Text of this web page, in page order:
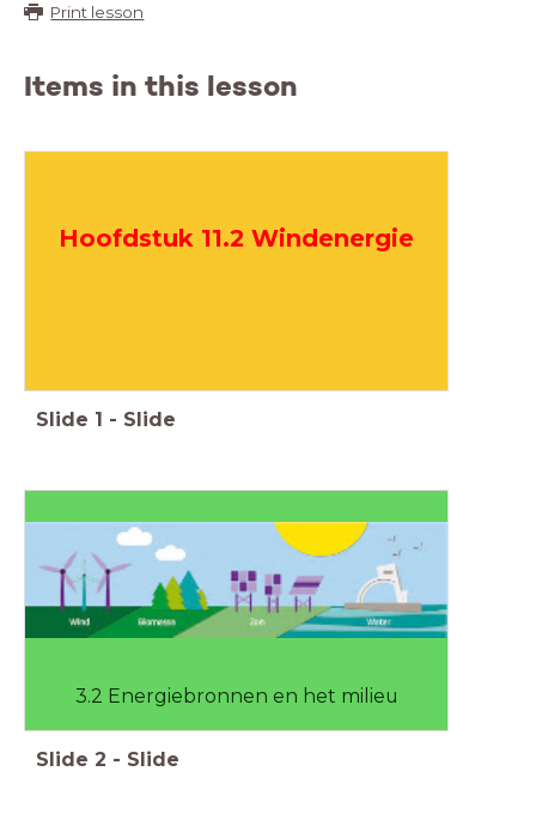
Print lesson
Items in this lesson
Hoofdstuk 11.2 Windenergie
Slide 1 - Slide
3.2 Energiebronnen en het milieu
Slide 2 - Slide